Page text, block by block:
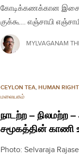
கோடிக்கணக்கான இசை
குக்கூ… எஞ்சாயி
MYLVAGANAM
CEYLON TEA, HUMAN
மலையகம்
நாடற்ற – நிலமற்ற
சமூகத்தின் காணி
Photo: Selvaraja